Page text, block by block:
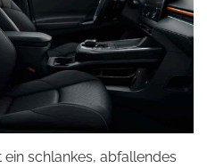
schlankes, abfallendes